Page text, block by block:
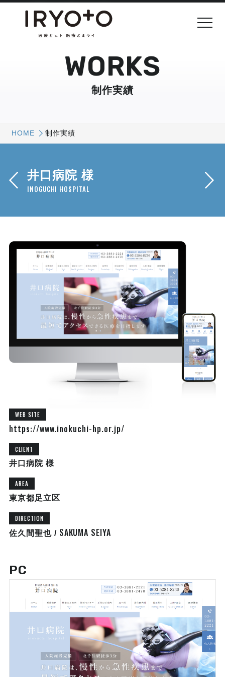
WORKS
制作実績
HOME 制作実績
井口病院 様
INOGUCHI HOSPITAL
WEB SITE
https://www.inokuchi-hp.or.jp/
CLIENT
井口病院 様
AREA
東京都足立区
DIRECTION
佐久間聖也 / SAKUMA SEIYA
PC